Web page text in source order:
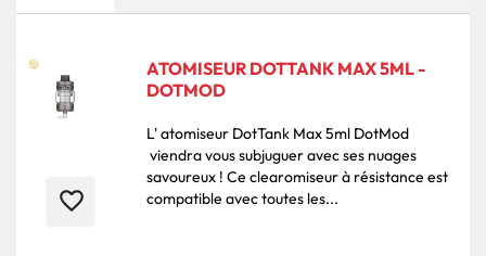
favorite_border
ATOMISEUR DOTTANK MAX 5ML -
DOTMOD
L' atomiseur DotTank Max 5ml DotMod
viendra vous subjuguer avec ses nuages
savoureux ! Ce clearomiseur à résistance est
compatible avec toutes les...